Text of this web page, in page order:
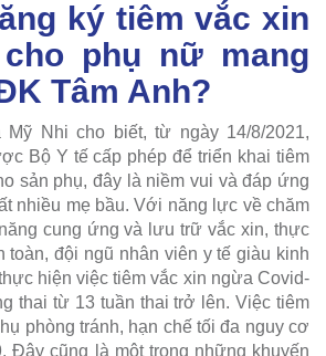
ký tiêm vắc xin
cho phụ nữ mang
Tâm Anh?
Mỹ Nhi cho biết, từ ngày 14/8/2021,
Bộ Y tế cấp phép để triển khai tiêm
sản phụ, đây là niềm vui và đáp ứng
nhiều mẹ bầu. Với năng lực về chăm
cung ứng và lưu trữ vắc xin, thực
toàn, đội ngũ nhân viên y tế giàu kinh
hiện việc tiêm vắc xin ngừa Covid-
thai từ 13 tuần thai trở lên. Việc tiêm
phòng tránh, hạn chế tối đa nguy cơ
Đây cũng là một trong những khuyến